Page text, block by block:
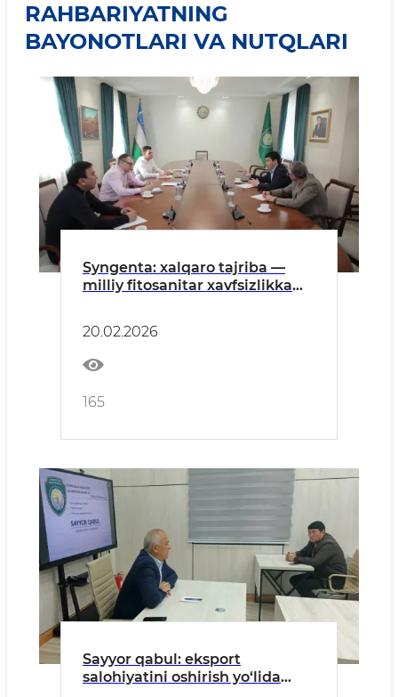
RAHBARIYATNING
BAYONOTLARI VA NUTQLARI
Syngenta: xalqaro tajriba —
milliy fitosanitar xavfsizlikka
20.02.2026
165
Sayyor qabul: eksport
salohiyatini oshirish yo‘lida